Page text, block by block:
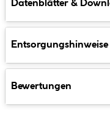
Datenblätter &
Entsorgungshinweise
Bewertungen